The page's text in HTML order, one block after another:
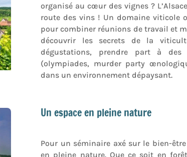
organisé au cœur des vignes ?
route des vins ! Un domaine viticole
pour combiner réunions de travail et
découvrir les secrets de la
dégustations, prendre part à
(olympiades, murder party
dans un environnement dépaysant.
Un espace en pleine nature
Pour un séminaire axé sur le bien-
en pleine nature. Que ce soit en